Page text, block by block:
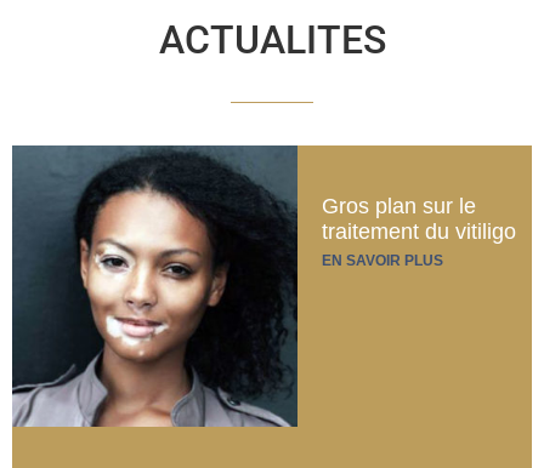
ACTUALITES
Gros plan sur le
traitement du vitiligo
EN SAVOIR PLUS